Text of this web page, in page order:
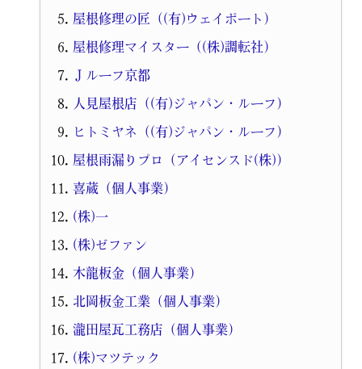
屋根修理の匠（(有)ウェイポート）
屋根修理マイスター（(株)調転社）
Ｊルーフ京都
人見屋根店（(有)ジャパン・ルーフ）
ヒトミヤネ（(有)ジャパン・ルーフ）
屋根雨漏りプロ（アイセンスド(株)）
喜蔵（個人事業）
(株)一
(株)ゼファン
木龍板金（個人事業）
北岡板金工業（個人事業）
瀧田屋瓦工務店（個人事業）
(株)マツテック